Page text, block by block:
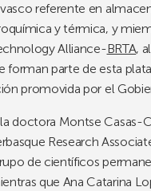
referente en
y térmica, y
Alliance-BRTA,
forman parte de esta
promovida por el
doctora Montse Casas-
Research
de científicos
que Ana Catarina